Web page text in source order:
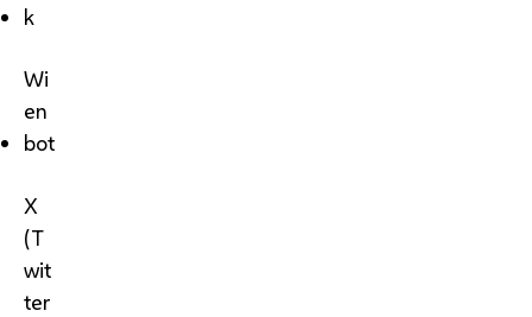
k
Wi
en
bot
X
(T
wit
ter